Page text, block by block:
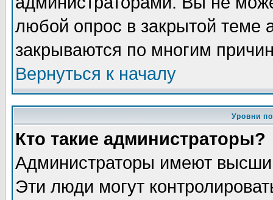
любой опрос в закрытой теме
закрываются по многим
Вернуться к началу
Уровни
Кто такие администраторы?
Администраторы имеют
Эти люди могут